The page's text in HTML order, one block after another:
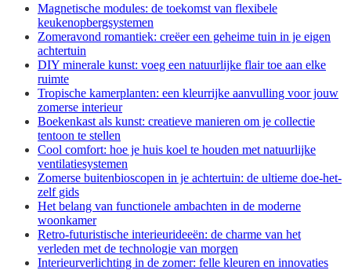
Magnetische modules: de toekomst van flexibele
keukenopbergsystemen
Zomeravond romantiek: creëer een geheime tuin in je eigen
achtertuin
DIY minerale kunst: voeg een natuurlijke flair toe aan elke
ruimte
Tropische kamerplanten: een kleurrijke aanvulling voor jouw
zomerse interieur
Boekenkast als kunst: creatieve manieren om je collectie
tentoon te stellen
Cool comfort: hoe je huis koel te houden met natuurlijke
ventilatiesystemen
Zomerse buitenbioscopen in je achtertuin: de ultieme doe-het-
zelf gids
Het belang van functionele ambachten in de moderne
woonkamer
Retro-futuristische interieurideeën: de charme van het
verleden met de technologie van morgen
Interieurverlichting in de zomer: felle kleuren en innovaties